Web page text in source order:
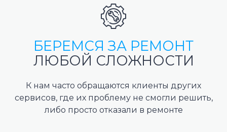
БЕРЕМСЯ ЗА РЕМОНТ
ЛЮБОЙ СЛОЖНОСТИ
К нам часто обращаются клиенты других
сервисов, где их проблему не смогли решить,
либо просто отказали в ремонте